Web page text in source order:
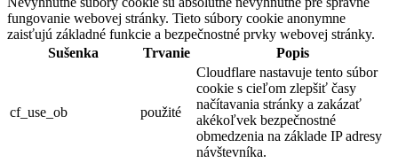
fungovanie webovej stránky. Tieto súbory cookie anonymne
zaisťujú základné funkcie a bezpečnostné prvky webovej stránky.
Sušenka
Trvanie Popis
cf_use_ob použité
Cloudflare nastavuje tento súbor
cookie s cieľom zlepšiť časy
načítavania stránky a zakázať
akékoľvek bezpečnostné
obmedzenia na základe IP adresy
návštevníka.